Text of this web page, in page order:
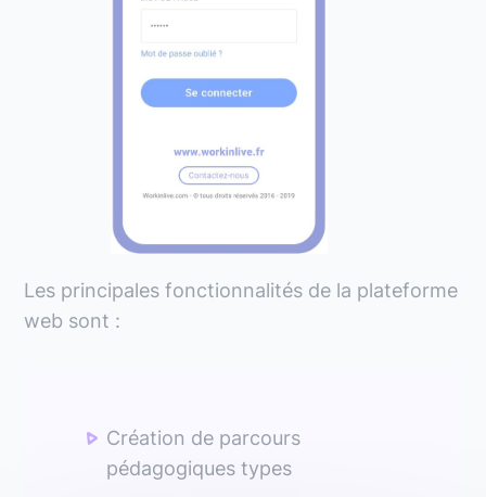
Les principales fonctionnalités de la plateforme
web sont :
Création de parcours
pédagogiques types